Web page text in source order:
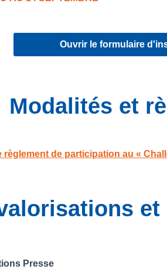
Ouvrir le formulaire
Modalités et
règlement de participation au «
et
Presse